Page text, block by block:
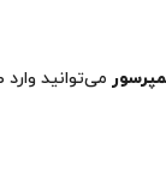
می‌توانید